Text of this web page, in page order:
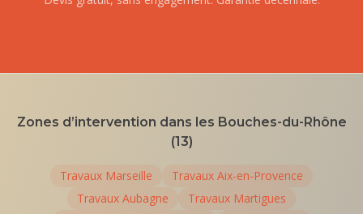
Zones d’intervention dans les Bouches-du-Rhône
(13)
Travaux Marseille Travaux Aix-en-Provence
Travaux Aubagne Travaux Martigues